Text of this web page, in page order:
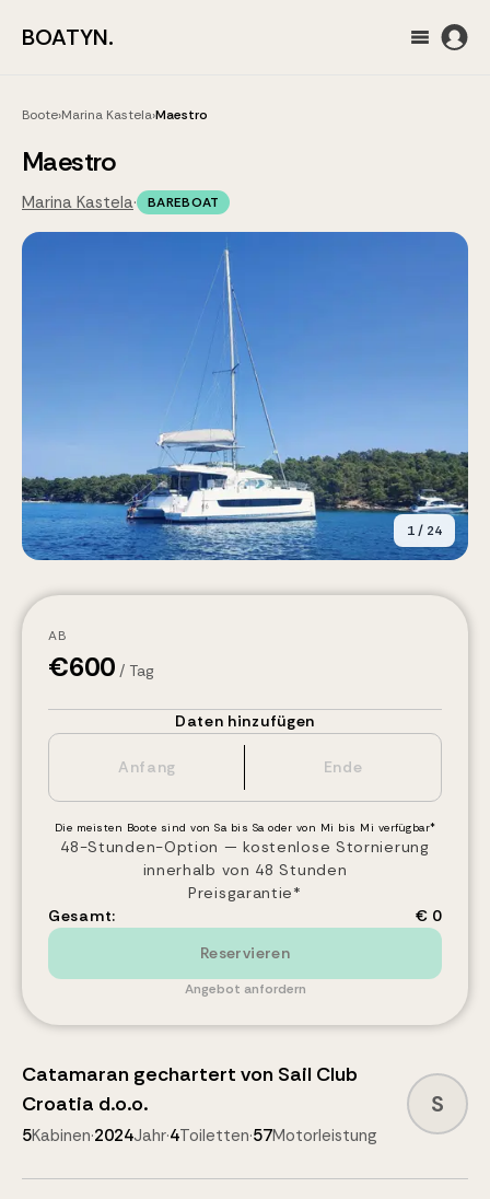
BOATYN.
Boote›Marina Kastela›Maestro
Maestro
Marina Kastela· BAREBOAT
1/ 24
AB
€600 / Tag
Daten hinzufügen
Die meisten Boote sind von Sa bis Sa oder von Mi bis Mi verfügbar*
48-Stunden-Option — kostenlose Stornierung
innerhalb von 48 Stunden
Preisgarantie*
Gesamt:
€ 0
Reservieren
Angebot anfordern
Catamaran gechartert von Sail Club
Croatia d.o.o.
5Kabinen·2024Jahr·4Toiletten·57Motorleistung
S